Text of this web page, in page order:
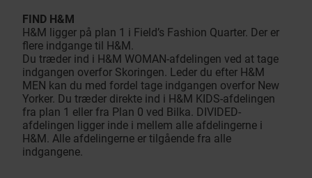
FIND H&M
H&M ligger på plan 1 i Field’s Fashion Quarter. Der er
flere indgange til H&M.
Du træder ind i H&M WOMAN-afdelingen ved at tage
indgangen overfor Skoringen. Leder du efter H&M
MEN kan du med fordel tage indgangen overfor New
Yorker. Du træder direkte ind i H&M KIDS-afdelingen
fra plan 1 eller fra Plan 0 ved Bilka. DIVIDED-
afdelingen ligger inde i mellem alle afdelingerne i
H&M. Alle afdelingerne er tilgående fra alle
indgangene.